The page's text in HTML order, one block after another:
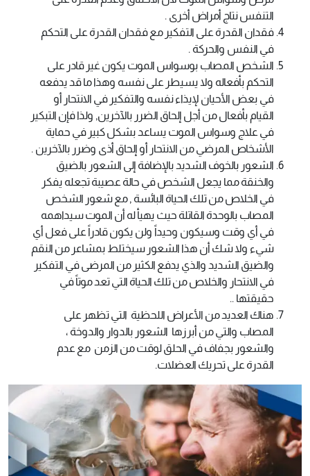
التنفس نتاج أمراض أخرى .
فقدان القدرة على التفكير مع فقدان القدرة على التحكم
في النفس والحركة .
الشخص المصاب بوسواس الموت يكون غير قادر على
التحكم بأفعاله ولا يسيطر على نفسه وهذا ما قد يدفعه
في بعض الأحيان لإيذاء نفسه والتفكير في الانتحار أو
القيام بأفعال من أجل إلحاق الضرر بالآخرين, ولذا فإن التبكير
في علاج وسواس الموت يساعد بشكل كبير في حماية
الأشخاص المرضي من الانتحار أو إلحاق أذى وضرر بالآخرين .
الشعور بالخوف الشديد بالإضافة إلى الشعور بالضيق
والخنقة مما يجعل الشخص في حالة عصيبة تجعله يفكر
في الخلاص من تلك الحياة البائسة , مع شعور الشخص
المصاب بالوحدة القاتلة حيث يهيأ له أن الموت سيداهمه
في أي وقت وسيكون وحيداً ولن يكون قادراً على فعل أي
شيء ولا شك أن هذا الشعور سيختلط بمشاعر من النقم
والضيق الشديد والذي يدفع الكثير من المرضى في التفكير
في الانتحار والخلاص من تلك الحياة التي تعد موتاً في
حقيقتها ..
هناك العديد من الأعراض اللحظية التي تظهر على
المصاب والتي من أبرزها الشعور بالدوار والدوخة ،
والشعور بجفاف في الحلق لوقت من الزمن مع عدم
القدرة على تحريك العضلات.